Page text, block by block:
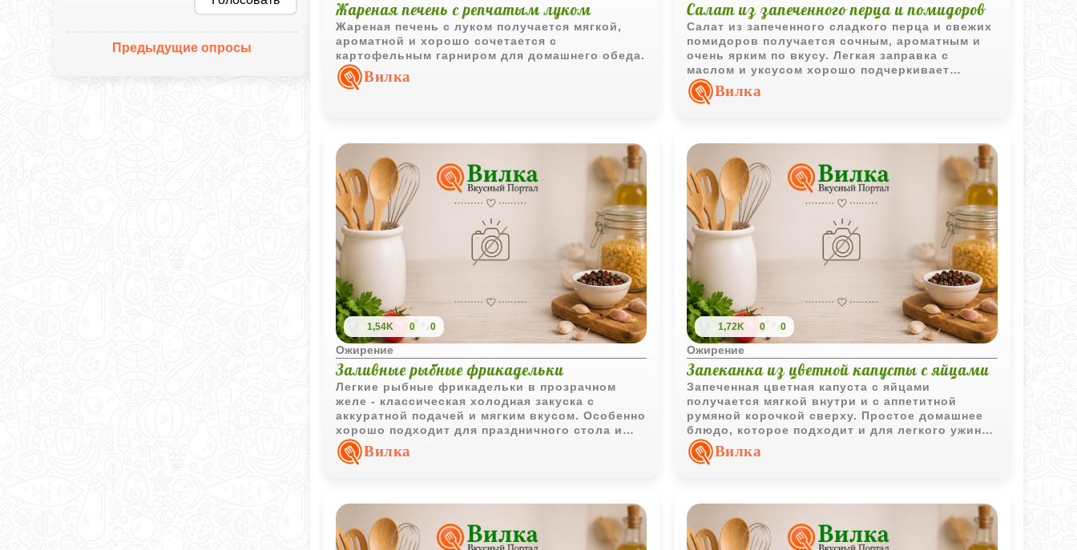
Предыдущие опросы
Жареная печень с репчатым луком
Жареная печень с луком получается мягкой,
ароматной и хорошо сочетается с
картофельным гарниром для домашнего обеда.
Вилка
Салат из запеченного перца и помидоров
Салат из запеченного сладкого перца и свежих
помидоров получается сочным, ароматным и
очень ярким по вкусу. Легкая заправка с
маслом и уксусом хорошо подчеркивает
сладость овощей.
Вилка
1,54K 0 0
Ожирение
Заливные рыбные фрикадельки
Легкие рыбные фрикадельки в прозрачном
желе - классическая холодная закуска с
аккуратной подачей и мягким вкусом. Особенно
хорошо подходит для праздничного стола и
летнего меню.
Вилка
1,72K 0 0
Ожирение
Запеканка из цветной капусты с яйцами
Запеченная цветная капуста с яйцами
получается мягкой внутри и с аппетитной
румяной корочкой сверху. Простое домашнее
блюдо, которое подходит и для легкого ужина,
и для горячего гарнира.
Вилка